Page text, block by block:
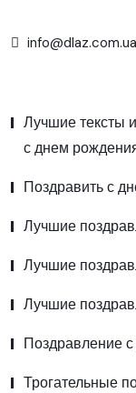
info@dlaz.com.ua
Лучшие тексты
с днем
Поздравить с
Лучшие
Лучшие
Лучшие
Поздравление
Трогательные